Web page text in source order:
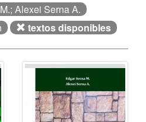
Alexei Serna A.
textos disponibles